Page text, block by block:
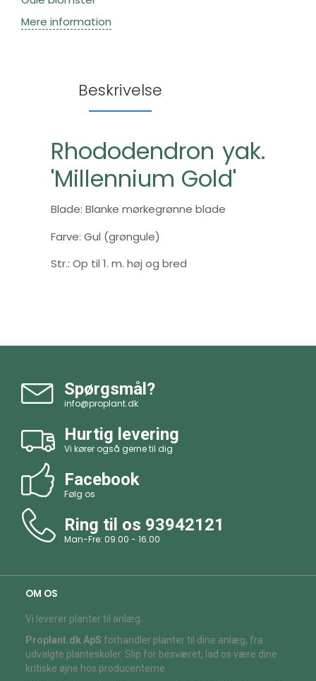
Mere information
Beskrivelse
Rhododendron yak.
'Millennium Gold'
Blade: Blanke mørkegrønne blade
Farve: Gul (grøngule)
Str.: Op til 1. m. høj og bred
Spørgsmål?
info@proplant.dk
Hurtig levering
Vi kører også gerne til dig
Facebook
Følg os
Ring til os 93942121
Man-Fre: 09.00 - 16.00
OM OS
Vi leverer planter til anlæg.
Proplant.dk ApS forhandler planter til dine anlæg, fra
udvalgte planteskoler. Slip for besværet, lad os være dine
kritiske øjne hos producenterne.